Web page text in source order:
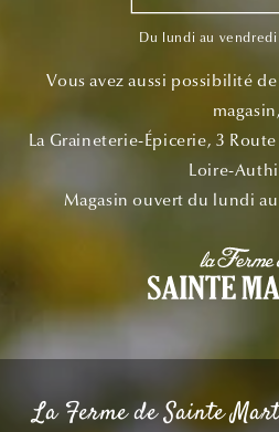
Du lundi au vendredi
Vous avez aussi possibilité
magasin,
La Graineterie-Épicerie, 3
Loire-
Magasin ouvert du lundi au
La Ferme de Sainte